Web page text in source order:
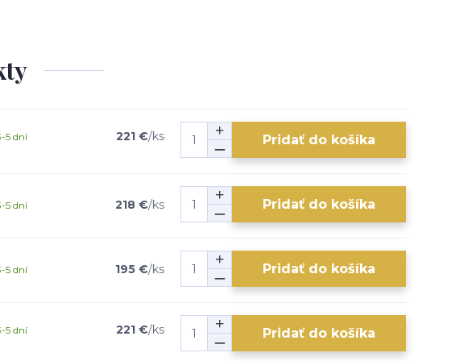
221 €/ks
5 dní Pridať do košíka
218 €/ks
5 dní Pridať do košíka
195 €/ks
5 dní Pridať do košíka
221 €/ks
5 dní Pridať do košíka